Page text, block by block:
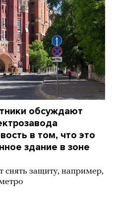
обсуждают
в том, что это
здание в зоне
снять защиту, например,